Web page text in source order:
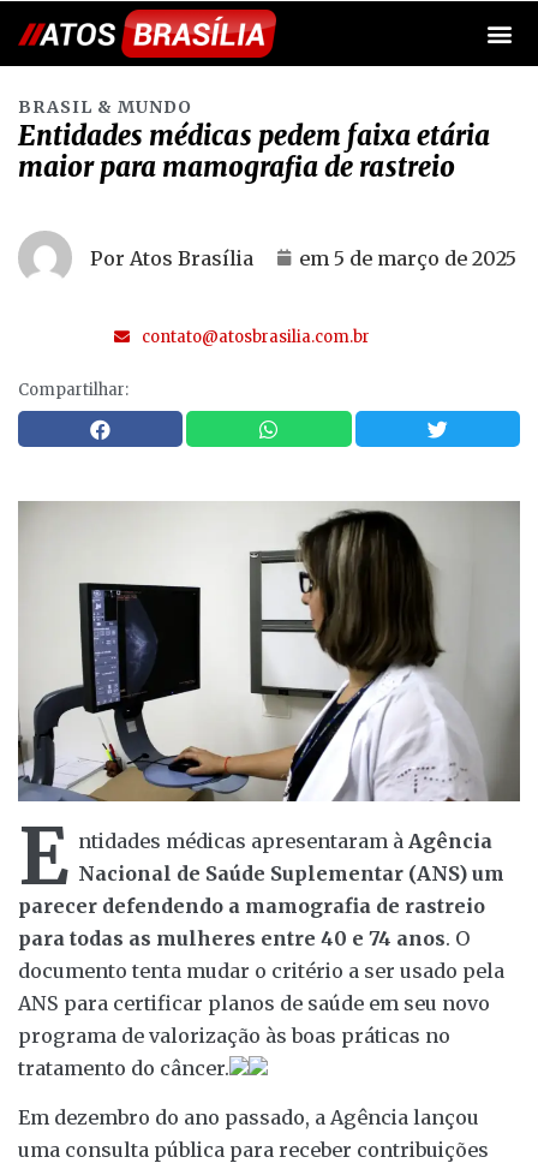
BRASIL & MUNDO
Entidades médicas pedem faixa etária
maior para mamografia de rastreio
Por Atos Brasília em 5 de março de 2025
contato@atosbrasilia.com.br
Compartilhar:
E ntidades médicas apresentaram à Agência
Nacional de Saúde Suplementar (ANS) um
parecer defendendo a mamografia de rastreio
para todas as mulheres entre 40 e 74 anos. O
documento tenta mudar o critério a ser usado pela
ANS para certificar planos de saúde em seu novo
programa de valorização às boas práticas no
tratamento do câncer.
Em dezembro do ano passado, a Agência lançou
uma consulta pública para receber contribuições